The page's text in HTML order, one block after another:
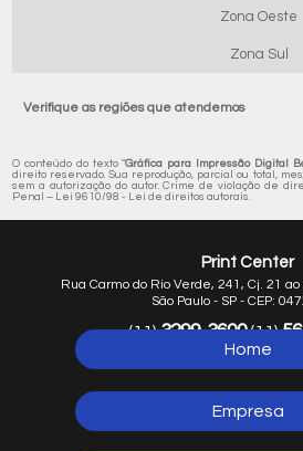
Zona Oeste
Zona Sul
Verifique as regiões que atendemos
O conteúdo do texto "Gráfica para Impressão Digital
direito reservado. Sua reprodução, parcial ou total,
sem a autorização do autor. Crime de violação de
Penal – Lei 9610/98 - Lei de direitos autorais.
Print Center
Rua Carmo do Rio Verde, 241, Cj. 21
São Paulo - SP - CEP:
(11)3299-3600(11)
5641-1254
Home
Empresa